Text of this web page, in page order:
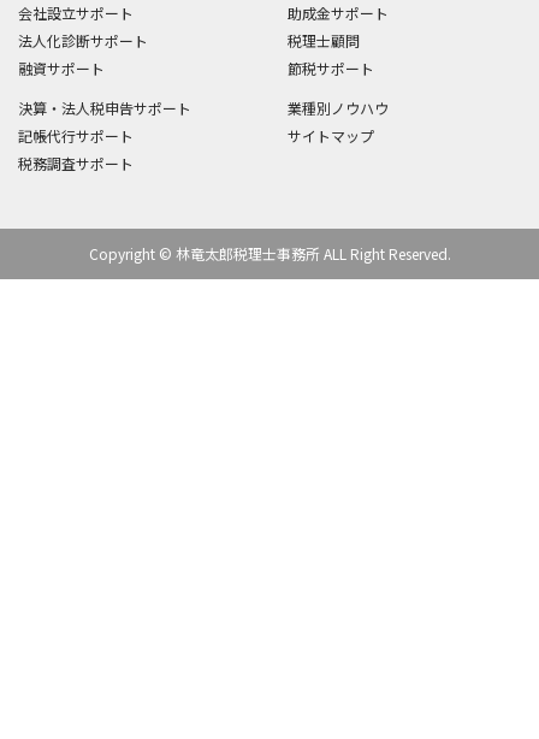
会社設立サポート
法人化診断サポート
融資サポート
助成金サポート
税理士顧問
節税サポート
決算・法人税申告サポート
記帳代行サポート
税務調査サポート
業種別ノウハウ
サイトマップ
Copyright © 林竜太郎税理士事務所 ALL Right Reserved.